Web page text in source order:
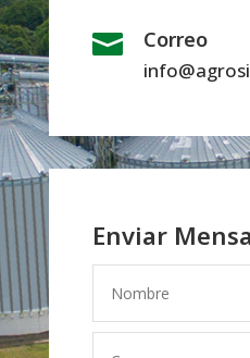
 Correo
Enviar